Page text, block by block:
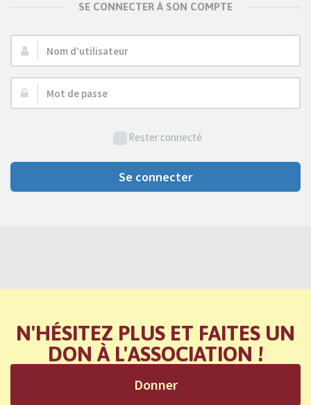
SE CONNECTER À SON COMPTE
Nom
Mot
Rester connecté
Se connecter
N'HÉSITEZ PLUS ET FAITES UN
DON À L'ASSOCIATION !
Donner